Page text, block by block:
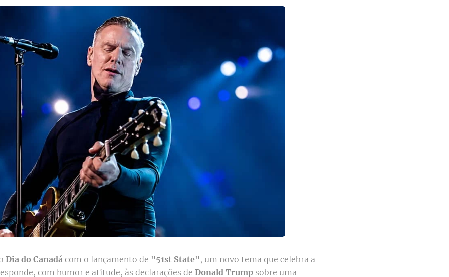
Dia do Canadá com o lançamento de "51st State", um novo tema que celebra a
com humor e atitude, às declarações de Donald Trump sobre uma